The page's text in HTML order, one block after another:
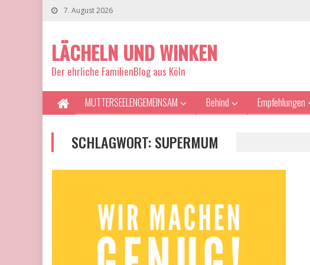
7. August 2026
LÄCHELN UND WINKEN
Der ehrliche FamilienBlog aus Köln
MUTTERSEELENGEMEINSAM Behind Empfehlungen
SCHLAGWORT:SUPERMUM